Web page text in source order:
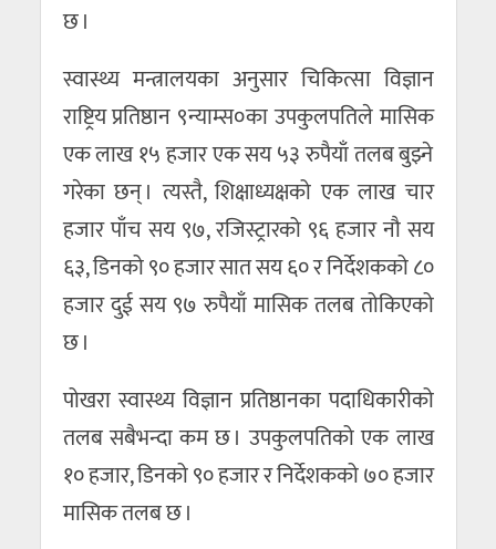
छ ।
स्वास्थ्य मन्त्रालयका अनुसार चिकित्सा विज्ञान
राष्ट्रिय प्रतिष्ठान ९न्याम्स०का उपकुलपतिले मासिक
एक लाख १५ हजार एक सय ५३ रुपैयाँ तलब बुझ्ने
गरेका छन् । त्यस्तै, शिक्षाध्यक्षको एक लाख चार
हजार पाँच सय ९७, रजिस्ट्रारको ९६ हजार नौ सय
६३, डिनको ९० हजार सात सय ६० र निर्देशकको ८०
हजार दुई सय ९७ रुपैयाँ मासिक तलब तोकिएको
छ ।
पोखरा स्वास्थ्य विज्ञान प्रतिष्ठानका पदाधिकारीको
तलब सबैभन्दा कम छ । उपकुलपतिको एक लाख
१० हजार, डिनको ९० हजार र निर्देशकको ७० हजार
मासिक तलब छ ।